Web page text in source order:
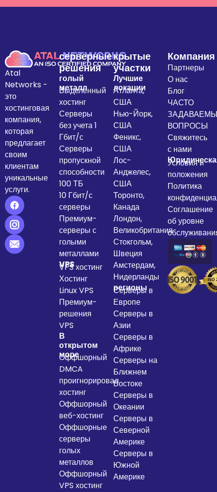
Atal
Networks -
это
хостинговая
компания,
которая
предлагает
своим
клиентам
уникальные
услуги.
серверные
решения
голый
металл
Выделенный
хостинг
Серверы
без учета 1
Гбит/с
Серверы
пропускной
способности
100 ТБ
10 Гбит/с
серверы
Премиум-
серверы с
голыми
металлами
VPS
VPS хостинг
Хостинг
Linux VPS
Премиум-
решения
VPS
В
открытом
море
Оффшорный
DMCA
проигнорировал
хостинг
Оффшорный
веб-хостинг
Оффшорные
серверы
голых
металлов
Оффшорный
VPS хостинг
крытые
участки
Лучшие
локации
Атланта,
США
Нью-Йорк,
США
Феникс,
США
Лос-
Анджелес,
США
Торонто,
Канада
Лондон,
Великобритания
Стокгольм,
Швеция
Амстердам,
Нидерланды
регионы
Серверы в
Европе
Серверы в
Азии
Серверы в
Африке
Серверы на
Ближнем
Востоке
Серверы в
Океании
Серверы в
Северной
Америке
Серверы в
Южной
Америке
Компания
Партнеры
О нас
Блог
ЧАСТО
ВОПРОСЫ
Свяжитесь
с нами
Условия и
положения
Политика
Соглашение
об уровне